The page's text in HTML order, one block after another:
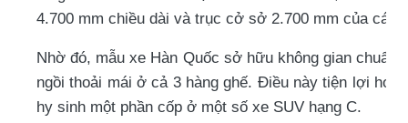
4.700 mm chiều dài và trục cở sở 2.700 mm của các
Nhờ đó, mẫu xe Hàn Quốc sở hữu không gian
ngồi thoải mái ở cả 3 hàng ghế. Điều này tiện lợi
hy sinh một phần cốp ở một số xe SUV hạng C.